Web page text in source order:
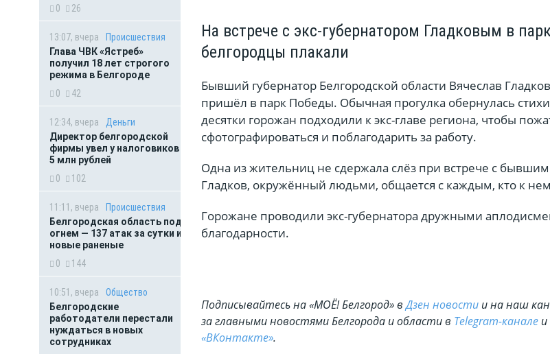
0
26
13:07, вчера
Происшествия
Глава ЧВК «Ястреб»
получил 18 лет строгого
режима в Белгороде
0
42
12:34, вчера
Деньги
Директор белгородской
фирмы увел у налоговиков
5 млн рублей
0
102
11:11, вчера
Происшествия
Белгородская область под
огнем — 137 атак за сутки и
новые раненые
0
144
10:51, вчера
Общество
Белгородские
работодатели перестали
нуждаться в новых
сотрудниках
На встрече с экс-губернатором Гладковым в
белгородцы плакали
Бывший губернатор Белгородской области Вячеслав
пришёл в парк Победы. Обычная прогулка обернулась
десятки горожан подходили к экс-главе региона, чтобы
сфотографироваться и поблагодарить за работу.
Одна из жительниц не сдержала слёз при встрече с
Гладков, окружённый людьми, общается с каждым, кто к
Горожане проводили экс-губернатора дружными
благодарности.
Подписывайтесь на «МОЁ! Белгород» вДзен новости и на наш
за главными новостями Белгорода и области в Telegram-канале и
«ВКонтакте».